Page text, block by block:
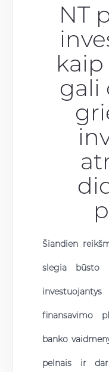
NT
gali
Šiandien
slegia būsto
finansavimo
banko
pelnais ir